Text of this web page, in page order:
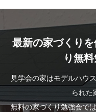
最新の家づくり
り無
見学会の家はモデルハウ
られた
無料の家づくり勉強会で